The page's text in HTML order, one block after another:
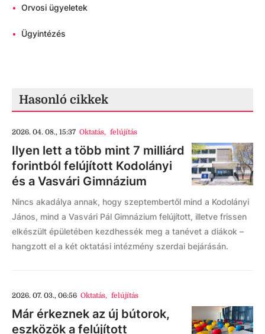
• Orvosi ügyeletek
• Ügyintézés
Hasonló cikkek
2026. 04. 08., 15:37 Oktatás, felújítás
Ilyen lett a több mint 7 milliárd
forintból felújított Kodolányi
és a Vasvári Gimnázium
Nincs akadálya annak, hogy szeptembertől mind a Kodolányi
János, mind a Vasvári Pál Gimnázium felújított, illetve frissen
elkészült épületében kezdhessék meg a tanévet a diákok –
hangzott el a két oktatási intézmény szerdai bejárásán.
2026. 07. 03., 06:56 Oktatás, felújítás
Már érkeznek az új bútorok,
eszközök a felújított